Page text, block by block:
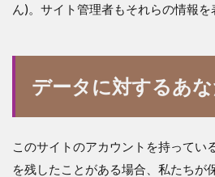
ん)。サイト管理者もそれらの情報を
データに対するあ
このサイトのアカウントを持ってい
を残したことがある場合、私たちが